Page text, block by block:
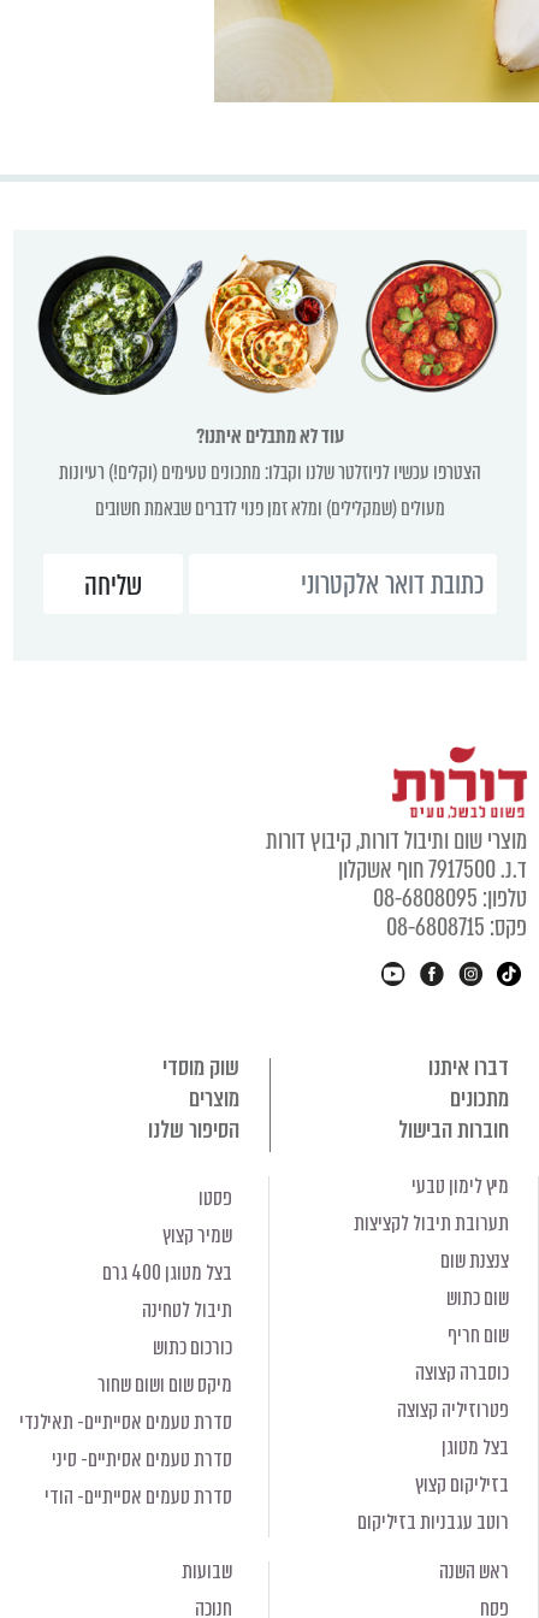
עוד לא מתבלים איתנו?
הצטרפו עכשיו לניוזלטר שלנו וקבלו: מתכונים טעימים (וקלים!) רעיונות
מעולים (שמקלילים) ומלא זמן פנוי לדברים שבאמת חשובים
מוצרי שום ותיבול דורות, קיבוץ דורות
ד.נ. 7917500 חוף אשקלון
טלפון: 08-6808095
פקס: 08-6808715
דברו איתנו
שוק מוסדי
מתכונים
מוצרים
חוברות הבישול
הסיפור שלנו
מיץ לימון טבעי
תערובת תיבול לקציצות
צנצנת שום
שום כתוש
שום חריף
כוסברה קצוצה
פטרוזיליה קצוצה
בצל מטוגן
בזיליקום קצוץ
רוטב עגבניות בזיליקום
פסטו
שמיר קצוץ
בצל מטוגן 400 גרם
תיבול לטחינה
כורכום כתוש
מיקס שום ושום שחור
סדרת טעמים אסייתיים- תאילנדי
סדרת טעמים אסיתיים- סיני
סדרת טעמים אסייתיים- הודי
ראש השנה
פסח
שבועות
חנוכה